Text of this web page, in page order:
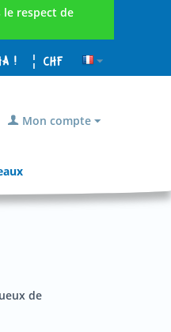
respect de
! ¦ CHF
Mon compte
de